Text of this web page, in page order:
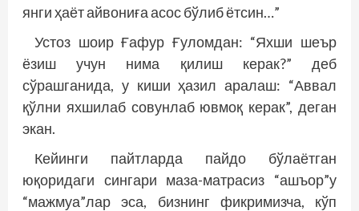
янги ҳаёт айвониға асос бўлиб ётсин…”
Устоз шоир Ғафур Ғуломдан: “Яхши шеър
ёзиш учун нима қилиш керак?” деб
сўрашганида, у киши ҳазил аралаш: “Аввал
қўлни яхшилаб совунлаб ювмоқ керак”, деган
экан.
Кейинги пайтларда пайдо бўлаётган
юқоридаги сингари маза-матрасиз “ашъор”у
“мажмуа”лар эса, бизнинг фикримизча, кўп